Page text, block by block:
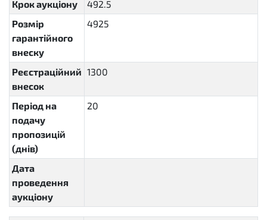
Крок аукціону
492.5
Розмір
гарантійного
внеску
4925
Реєстраційний
внесок
1300
Період на
подачу
пропозицій
(днів)
20
Дата
проведення
аукціону